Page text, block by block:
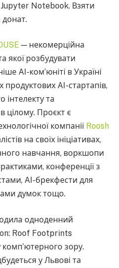
Notebook. Взяти
донат.
— некомерційна
якої розбудувати
AI-ком’юніті в Україні
AI-стартапів,
інтелекту та
цілому. Проєкт є
компанії Roosh
на своїх ініціативах,
навчання, воркшопи
конференції з
AI-брекфести для
думок тощо.
одноденний
Roof Footprints
зору.
у Львові та